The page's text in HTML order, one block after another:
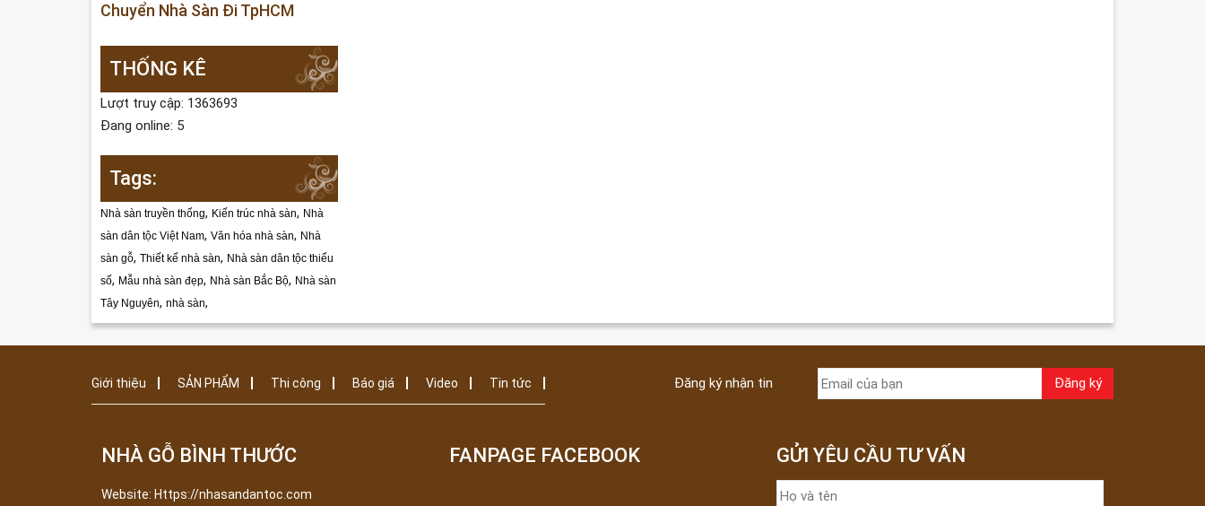
Chuyển Nhà Sàn Đi TpHCM
THỐNG KÊ
Lượt truy cập: 1363693
Đang online: 5
Tags:
Nhà sàn truyền thống, Kiến trúc nhà sàn, Nhà
sàn dân tộc Việt Nam, Văn hóa nhà sàn, Nhà
sàn gỗ, Thiết kế nhà sàn, Nhà sàn dân tộc thiểu
số, Mẫu nhà sàn đẹp, Nhà sàn Bắc Bộ, Nhà sàn
Tây Nguyên, nhà sàn,
Giới thiệu SẢN PHẨM Thi công Báo giá Video Tin tức Đăng ký nhận tin
NHÀ GỖ BÌNH THƯỚC
Website: Https://nhasandantoc.com
FANPAGE FACEBOOK GỬI YÊU CẦU TƯ VẤN